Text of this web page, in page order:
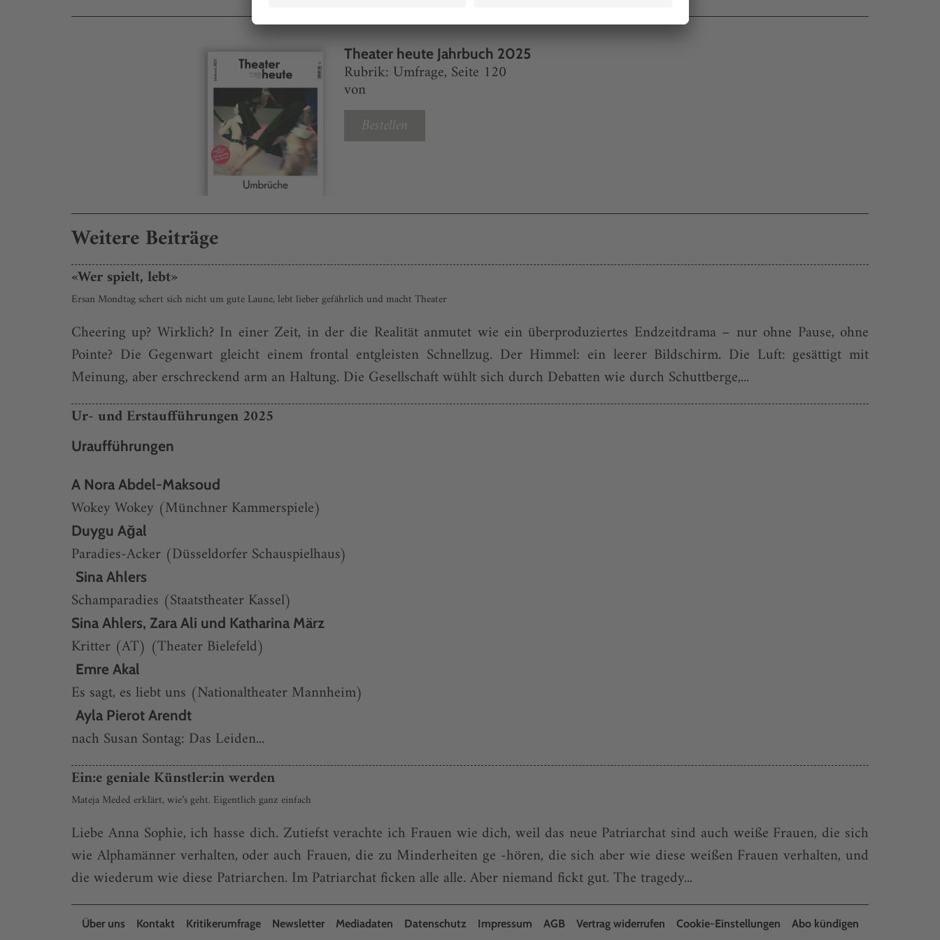
Theater heute Jahrbuch 2025
Rubrik: Umfrage, Seite 120
von
Bestellen
Weitere Beiträge
«Wer spielt, lebt»
Ersan Mondtag schert sich nicht um gute Laune, lebt lieber gefährlich und macht Theater
Cheering up? Wirklich? In einer Zeit, in der die Realität anmutet wie ein überproduziertes Endzeitdrama – nur ohne Pause, ohne
Pointe? Die Gegenwart gleicht einem frontal entgleisten Schnellzug. Der Himmel: ein leerer Bildschirm. Die Luft: gesättigt mit
Meinung, aber erschreckend arm an Haltung. Die Gesellschaft wühlt sich durch Debatten wie durch Schuttberge,...
Ur- und Erstaufführungen 2025
Uraufführungen
A Nora Abdel-Maksoud
Wokey Wokey (Münchner Kammerspiele)
Duygu Ağal
Paradies-Acker (Düsseldorfer Schauspielhaus)
Sina Ahlers
Schamparadies (Staatstheater Kassel)
Sina Ahlers, Zara Ali und Katharina März
Kritter (AT) (Theater Bielefeld)
Emre Akal
Es sagt, es liebt uns (Nationaltheater Mannheim)
Ayla Pierot Arendt
nach Susan Sontag: Das Leiden...
Ein:e geniale Künstler:in werden
Mateja Meded erklärt, wie’s geht. Eigentlich ganz einfach
Liebe Anna Sophie, ich hasse dich. Zutiefst verachte ich Frauen wie dich, weil das neue Patriarchat sind auch weiße Frauen, die sich
wie Alphamänner verhalten, oder auch Frauen, die zu Minderheiten ge -hören, die sich aber wie diese weißen Frauen verhalten, und
die wiederum wie diese Patriarchen. Im Patriarchat ficken alle alle. Aber niemand fickt gut. The tragedy...
Über uns Kontakt Kritikerumfrage Newsletter Mediadaten Datenschutz Impressum AGB Vertrag widerrufen Cookie-Einstellungen Abo kündigen